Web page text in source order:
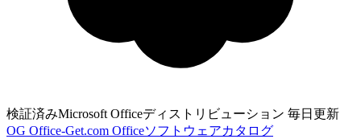
検証済みMicrosoft Officeディストリビューション 毎日更新
OG Office-Get.com Officeソフトウェアカタログ